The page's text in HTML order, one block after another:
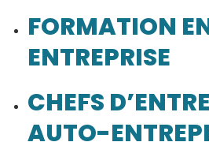
FORMATION
ENTREPRISE
CHEFS
AUTO-